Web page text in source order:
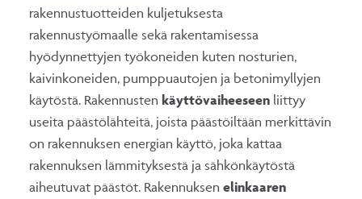
rakennustuotteiden kuljetuksesta
rakennustyömaalle sekä rakentamisessa
hyödynnettyjen työkoneiden kuten nosturien,
kaivinkoneiden, pumppuautojen ja betonimyllyjen
käytöstä. Rakennusten käyttövaiheeseen liittyy
useita päästölähteitä, joista päästöiltään merkittävin
on rakennuksen energian käyttö, joka kattaa
rakennuksen lämmityksestä ja sähkönkäytöstä
aiheutuvat päästöt. Rakennuksen elinkaaren